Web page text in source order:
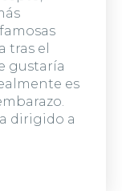
tras el
gustaría
es
dirigido a